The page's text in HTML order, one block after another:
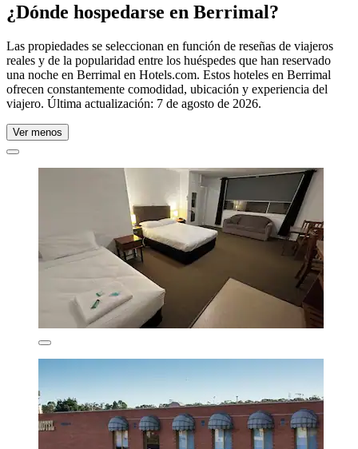
¿Dónde hospedarse en Berrimal?
Las propiedades se seleccionan en función de reseñas de viajeros
reales y de la popularidad entre los huéspedes que han reservado
una noche en Berrimal en Hotels.com. Estos hoteles en Berrimal
ofrecen constantemente comodidad, ubicación y experiencia del
viajero. Última actualización: 7 de agosto de 2026.
Ver menos